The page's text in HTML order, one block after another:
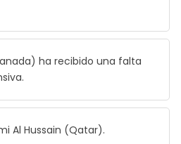
ha recibido una falta
Al Hussain (Qatar).